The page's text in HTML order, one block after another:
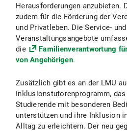
Herausforderungen anzubieten.
zudem für die Förderung der
und Privatleben. Die Service- und
Veranstaltungsangebote
die
Familienverantwortung
von Angehörigen.
Zusätzlich gibt es an der LMU
Inklusionstutorenprogramm,
Studierende mit besonderen
unterstützen und ihre Inklusion
Alltag zu erleichtern. Der neu